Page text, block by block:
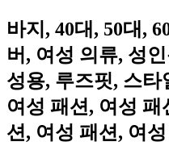
바지, 40대, 50대,
버, 여성 의류, 성
성용, 루즈핏, 스
여성 패션, 여성 패
션, 여성 패션, 여